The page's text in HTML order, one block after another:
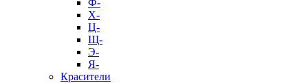
Ф-
Х-
Ц-
Щ-
Э-
Я-
Красители